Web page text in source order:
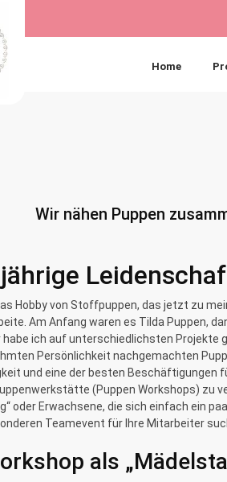
Home
Wir nähen Puppen
Hobby von Stoffpuppen, das jetzt zu
Am Anfang waren es Tilda Puppen,
ich auf unterschiedlichsten
Persönlichkeit nachgemachten
und eine der besten Beschäftigungen
(Puppen Workshops) zu
oder Erwachsene, die sich einfach ein
Teamevent für Ihre Mitarbeiter
als